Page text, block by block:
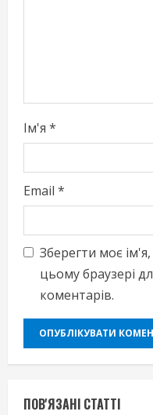
g
Ім'я *
Email *
Зберегти моє
цьому браузері
коментарів.
ПОВ'ЯЗАНІ СТАТТІ